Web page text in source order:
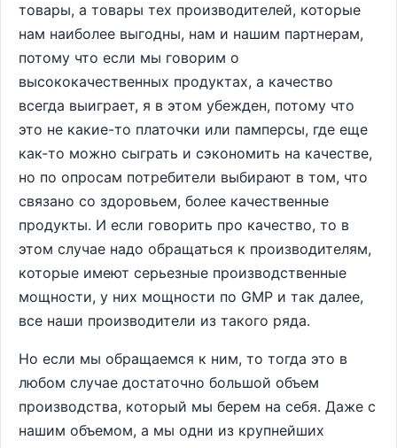
товары, а товары тех производителей, которые
нам наиболее выгодны, нам и нашим партнерам,
потому что если мы говорим о
высококачественных продуктах, а качество
всегда выиграет, я в этом убежден, потому что
это не какие-то платочки или памперсы, где еще
как-то можно сыграть и сэкономить на качестве,
но по опросам потребители выбирают в том, что
связано со здоровьем, более качественные
продукты. И если говорить про качество, то в
этом случае надо обращаться к производителям,
которые имеют серьезные производственные
мощности, у них мощности по GMP и так далее,
все наши производители из такого ряда.
Но если мы обращаемся к ним, то тогда это в
любом случае достаточно большой объем
производства, который мы берем на себя. Даже с
нашим объемом, а мы одни из крупнейших